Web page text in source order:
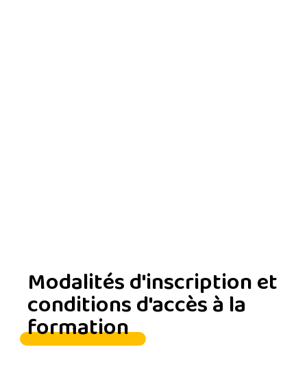
Modalités d'inscription et
conditions d'accès à la
formation